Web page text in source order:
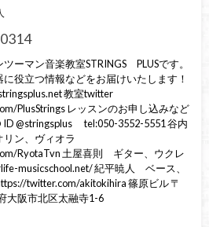
ーマン音楽教室STRINGS PLUSです。
役立つ情報などをお届けいたします！
教室twitter
PlusStrings レッスンのお申し込みなど
ID @stringsplus tel:050-3552-5551 谷内
ン、ヴィオラ
RyotaTvn 土屋喜則 ギター、ウクレ
musicschool.net/ 紀平暁人 ベース、
twitter.com/akitokihira 篠原ビル 〒
大阪市北区太融寺1-6